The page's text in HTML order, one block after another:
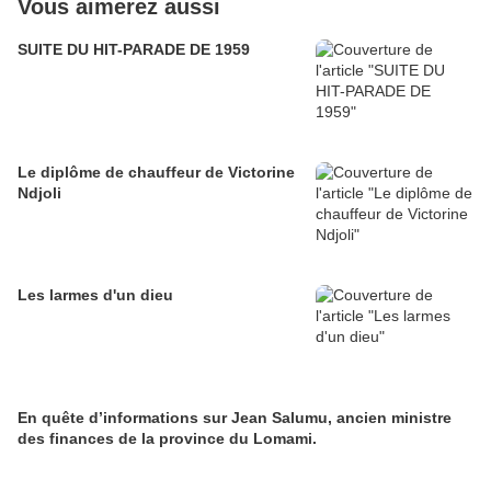
Vous aimerez aussi
SUITE DU HIT-PARADE DE 1959
Le diplôme de chauffeur de Victorine
Ndjoli
Les larmes d'un dieu
En quête d’informations sur Jean Salumu, ancien ministre
des finances de la province du Lomami.